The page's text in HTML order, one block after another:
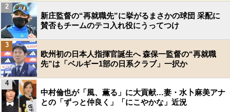
新庄監督の“再就職先”に挙がるまさかの球団 采配に
賛否もチームのテコ入れ役にうってつけ
2
欧州初の日本人指揮官誕生へ 森保一監督の“再就職
先”は「ベルギー1部の日系クラブ」一択か
3
中村倫也が「風、薫る」に大貢献…妻・水卜麻美アナ
との「ずっと仲良く」「にこやかな」近況
4